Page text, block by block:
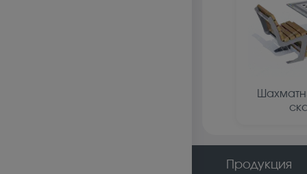
Продукция